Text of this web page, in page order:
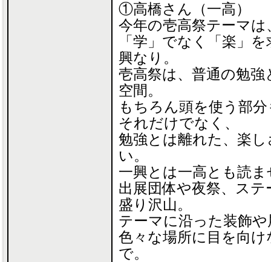
①高橋さん（一高）
今年の壱高祭テーマは
「学」でなく「楽」
興なり。
壱高祭は、普通の勉強
空間。
もちろん頭を使う部
それだけでなく、
勉強とは離れた、楽
い。
一興とは一高とも読
出展団体や夜祭、ステ
盛り沢山。
テーマに沿った装飾
色々な場所に目を向
で。